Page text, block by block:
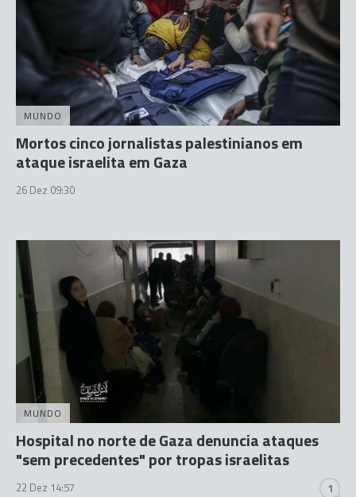
MUNDO
Mortos cinco jornalistas palestinianos em
ataque israelita em Gaza
26 Dez 09:30
MUNDO
Hospital no norte de Gaza denuncia ataques
"sem precedentes" por tropas israelitas
22 Dez 14:57 1